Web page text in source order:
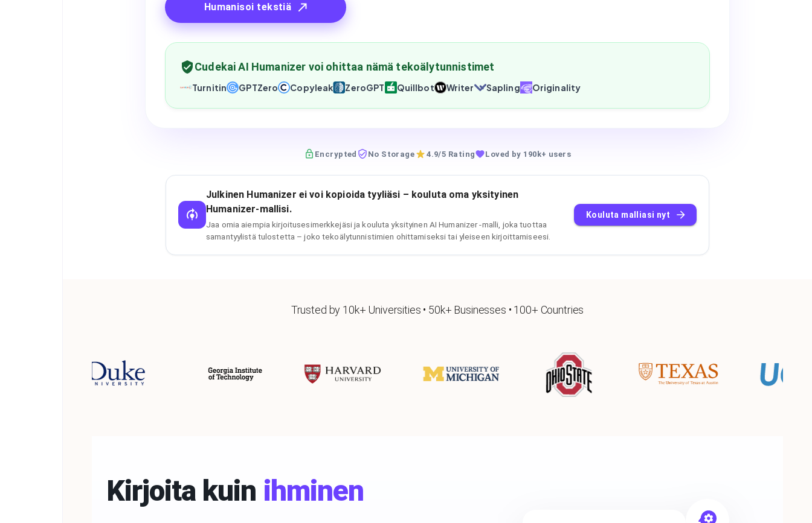
Humanisoi tekstiä
Cudekai AI Humanizer voi ohittaa nämä tekoälytunnistimet
Turnitin GPTZero Copyleak ZeroGPT Quillbot Writer Sapling Originality
Encrypted No Storage 4.9/5 Rating Loved by 190k+ users
Julkinen Humanizer ei voi kopioida tyyliäsi – kouluta oma yksityinen
Humanizer-mallisi.
Jaa omia aiempia kirjoitusesimerkkejäsi ja kouluta yksityinen AI Humanizer -malli, joka tuottaa
samantyylistä tulostetta – joko tekoälytunnistimien ohittamiseksi tai yleiseen kirjoittamiseesi.
Kouluta malliasi nyt
Trusted by 10k+ Universities • 50k+ Businesses • 100+ Countries
Kirjoita kuin ihminen